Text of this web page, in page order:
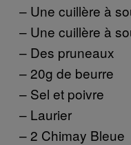
– Une cuillère à
– Une cuillère à
– Des pruneaux
– 20g de beurre
– Sel et poivre
– Laurier
– 2 Chimay Bleue